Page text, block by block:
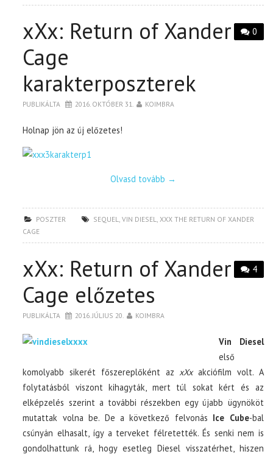
0
xXx: Return of Xander
Cage
karakterposzterek
PUBLIKÁLTA 2016. OKTÓBER 31. KOIMBRA
Holnap jön az új előzetes!
Olvasd tovább →
POSZTER SEQUEL,VIN DIESEL,XXX THE RETURN OF XANDER
CAGE
4
xXx: Return of Xander
Cage előzetes
PUBLIKÁLTA 2016. JÚLIUS 20. KOIMBRA
Vin Diesel
első
komolyabb sikerét főszereplőként azxXxakciófilm volt. A
folytatásból viszont kihagyták, mert túl sokat kért és az
elképzelés szerint a további részekben egy újabb ügynököt
mutattak volna be. De a következő felvonás Ice Cube-bal
csúnyán elhasalt, így a terveket félretették. És senki nem is
gondolhattunk rá, hogy esetleg Diesel visszatérhet, hiszen